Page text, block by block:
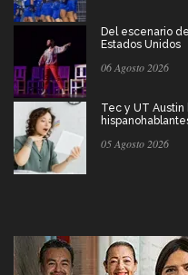
Del escenario
Estados Unidos
06 Agosto 2026
Tec y UT Austin
05 Agosto 2026